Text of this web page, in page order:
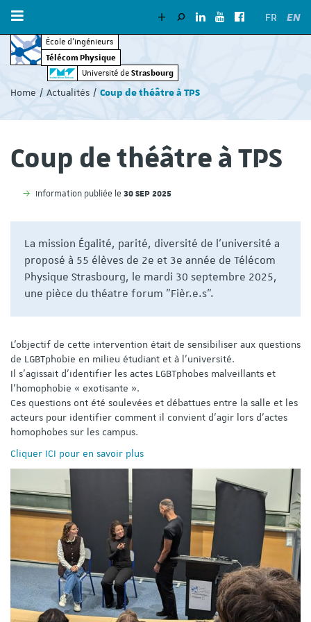
École d’ingénieurs
Télécom Physique
Université de Strasbourg
FR EN
êtes
Home Actualités Coup de théâtre à TPS
Coup de théâtre à TPS
Information publiée le 30 SEP 2025
La mission Égalité, parité, diversité de l'université a
proposé à 55 élèves de 2e et 3e année de Télécom
Physique Strasbourg, le mardi 30 septembre 2025,
une pièce du théatre forum "Fièr.e.s".
L'objectif de cette intervention était de sensibiliser aux questions
de LGBTphobie en milieu étudiant et à l'université.
Il s'agissait d'identifier les actes LGBTphobes malveillants et
l'homophobie « exotisante ».
Ces questions ont été soulevées et débattues entre la salle et les
acteurs pour identifier comment il convient d'agir lors d'actes
homophobes sur les campus.
Cliquer ICI pour en savoir plus